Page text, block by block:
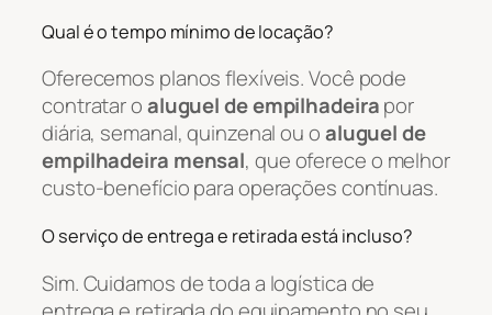
Qual é o tempo mínimo de locação?
Oferecemos planos flexíveis. Você pode
contratar oaluguel de empilhadeirapor
diária, semanal, quinzenal ou oaluguel de
empilhadeira mensal, que oferece o melhor
custo-benefício para operações contínuas.
O serviço de entrega e retirada está incluso?
Sim. Cuidamos de toda a logística de